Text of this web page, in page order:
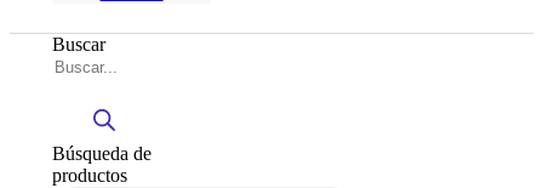
Buscar
Búsqueda de
productos